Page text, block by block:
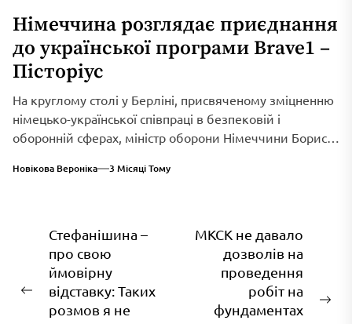
Німеччина розглядає приєднання
до української програми Brave1 –
Пісторіус
На круглому столі у Берліні, присвяченому зміцненню
німецько-української співпраці в безпековій і
оборонній сферах, міністр оборони Німеччини Борис
Новікова Вероніка 3 Місяці Тому
Навігація
записів
Попередній
запис:
Стефанішина –
про свою
ймовірну
відставку: Таких
розмов я не
МКСК не давало
дозволів на
проведення
робіт на
фундаментах